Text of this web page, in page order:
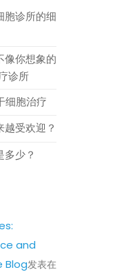
胞诊所的细
像你想象的
诊所
细胞治疗
受欢迎？
少？
and
Blog发表在